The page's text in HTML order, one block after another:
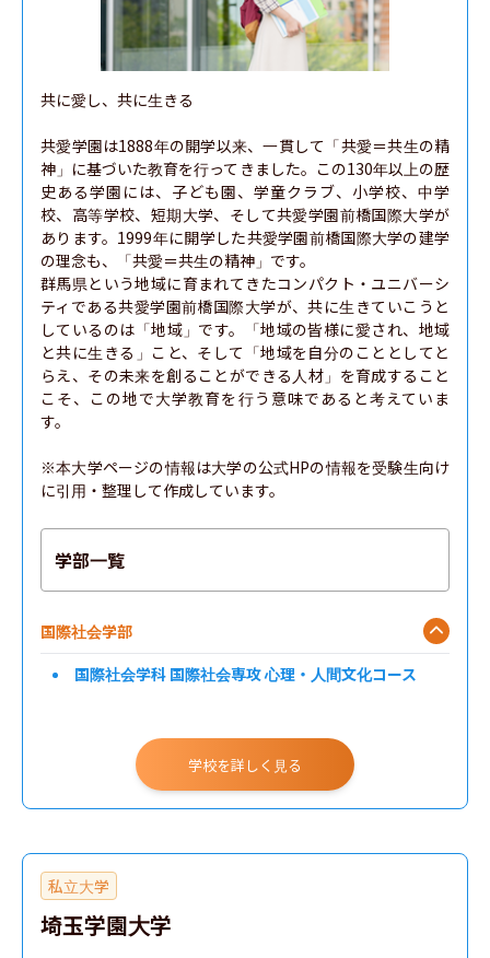
共に愛し、共に生きる
共愛学園は1888年の開学以来、一貫して「共愛＝共生の精
神」に基づいた教育を行ってきました。この130年以上の歴
史ある学園には、子ども園、学童クラブ、小学校、中学
校、高等学校、短期大学、そして共愛学園前橋国際大学が
あります。1999年に開学した共愛学園前橋国際大学の建学
の理念も、「共愛＝共生の精神」です。
群馬県という地域に育まれてきたコンパクト・ユニバーシ
ティである共愛学園前橋国際大学が、共に生きていこうと
しているのは「地域」です。「地域の皆様に愛され、地域
と共に生きる」こと、そして「地域を自分のこととしてと
らえ、その未来を創ることができる人材」を育成すること
こそ、この地で大学教育を行う意味であると考えていま
す。
※本大学ページの情報は大学の公式HPの情報を受験生向け
に引用・整理して作成しています。
学部一覧
国際社会学部
国際社会学科 国際社会専攻 心理・人間文化コース
学校を詳しく見る
私立大学
埼玉学園大学